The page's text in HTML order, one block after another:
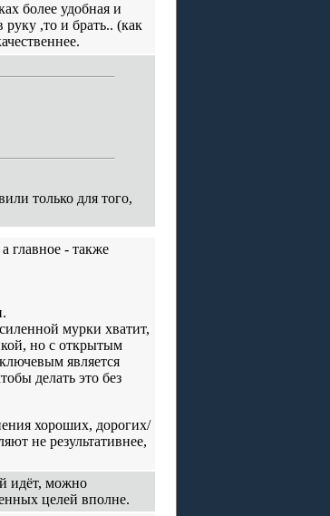
более удобная и
,то и брать.. (как
только для того,
главное - также
мурки хватит,
но с открытым
является
делать это без
хороших, дорогих/
не результативнее,
идёт, можно
целей вполне.